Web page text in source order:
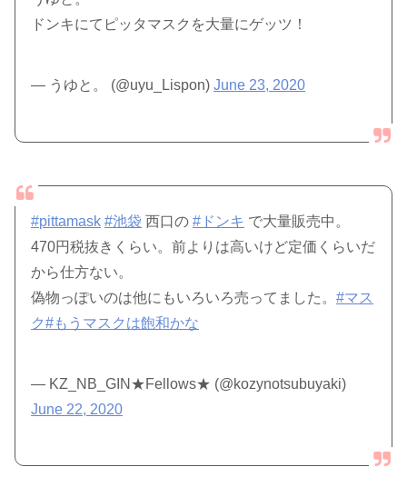
ドンキにてピッタマスクを大量にゲッツ！
— うゆと。 (@uyu_Lispon)June 23, 2020
#pittamask #池袋 西口の#ドンキ で大量販売中。
470円税抜きくらい。前よりは高いけど定価くらいだ
から仕方ない。
偽物っぽいのは他にもいろいろ売ってました。#マス
ク#もうマスクは飽和かな
— KZ_NB_GIN★Fellows★ (@kozynotsubuyaki)
June 22, 2020